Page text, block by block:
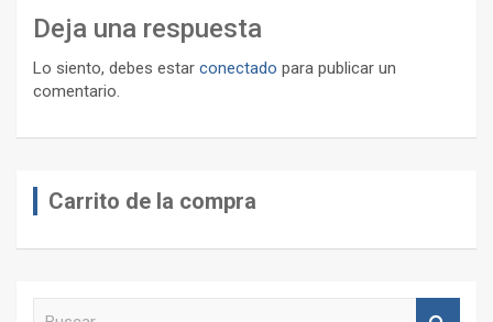
Deja una respuesta
Lo siento, debes estar conectado para publicar un
comentario.
Carrito de la compra